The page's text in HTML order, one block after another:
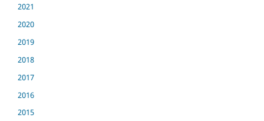
2021
2020
2019
2018
2017
2016
2015